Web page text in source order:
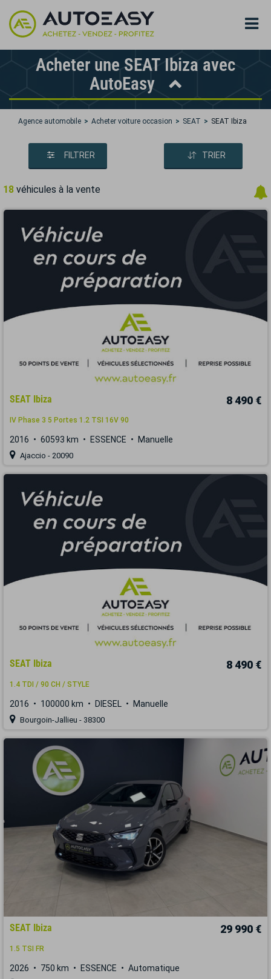
Acheter une SEAT Ibiza avec
AutoEasy
Agence automobile Acheter voiture occasion SEAT SEAT Ibiza
FILTRER TRIER
18 véhicules à la vente
SEAT Ibiza 8 490 €
IV Phase 3 5 Portes 1.2 TSI 16V 90
2016 60593 km ESSENCE Manuelle
Ajaccio - 20090
SEAT Ibiza 8 490 €
1.4 TDI / 90 CH / STYLE
2016 100000 km DIESEL Manuelle
Bourgoin-Jallieu - 38300
SEAT Ibiza 29 990 €
1.5 TSI FR
2026 750 km ESSENCE Automatique